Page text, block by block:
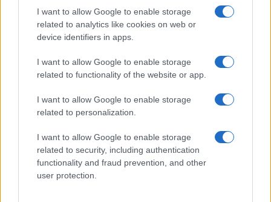
I want to allow Google to enable storage
related to analytics like cookies on web or
device identifiers in apps.
I want to allow Google to enable storage
related to functionality of the website or app.
I want to allow Google to enable storage
related to personalization.
I want to allow Google to enable storage
related to security, including authentication
functionality and fraud prevention, and other
user protection.
Egy különleges családi járattal 140 új
alijázó érkezett Izraelbe